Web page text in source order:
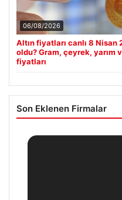
06/08/2026
Altın fiyatları canlı 8
oldu? Gram, çeyrek, yarım
fiyatları
Son Eklenen Firmalar